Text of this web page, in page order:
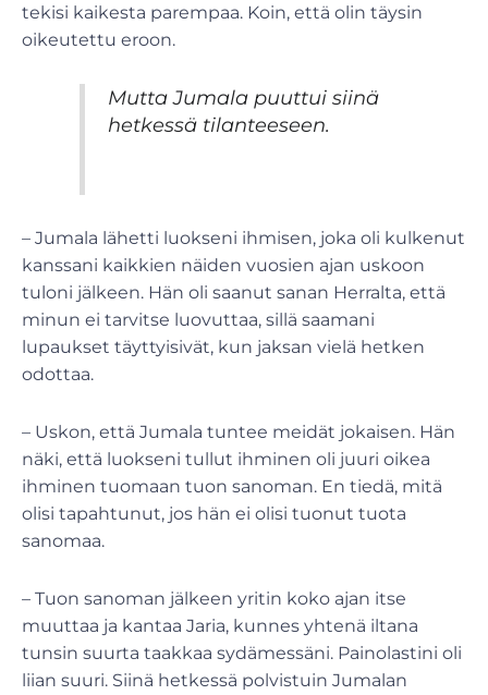
tekisi kaikesta parempaa. Koin, että olin täysin
oikeutettu eroon.
Mutta Jumala puuttui siinä
hetkessä tilanteeseen.
­– Jumala lähetti luokseni ihmisen, joka oli kulkenut
kanssani kaikkien näiden vuosien ajan uskoon
tuloni jälkeen. Hän oli saanut sanan Herralta, että
minun ei tarvitse luovuttaa, sillä saamani
lupaukset täyttyisivät, kun jaksan vielä hetken
odottaa.
– Uskon, että Jumala tuntee meidät jokaisen. Hän
näki, että luokseni tullut ihminen oli juuri oikea
ihminen tuomaan tuon sanoman. En tiedä, mitä
olisi tapahtunut, jos hän ei olisi tuonut tuota
sanomaa.
– Tuon sanoman jälkeen yritin koko ajan itse
muuttaa ja kantaa Jaria, kunnes yhtenä iltana
tunsin suurta taakkaa sydämessäni. Painolastini oli
liian suuri. Siinä hetkessä polvistuin Jumalan